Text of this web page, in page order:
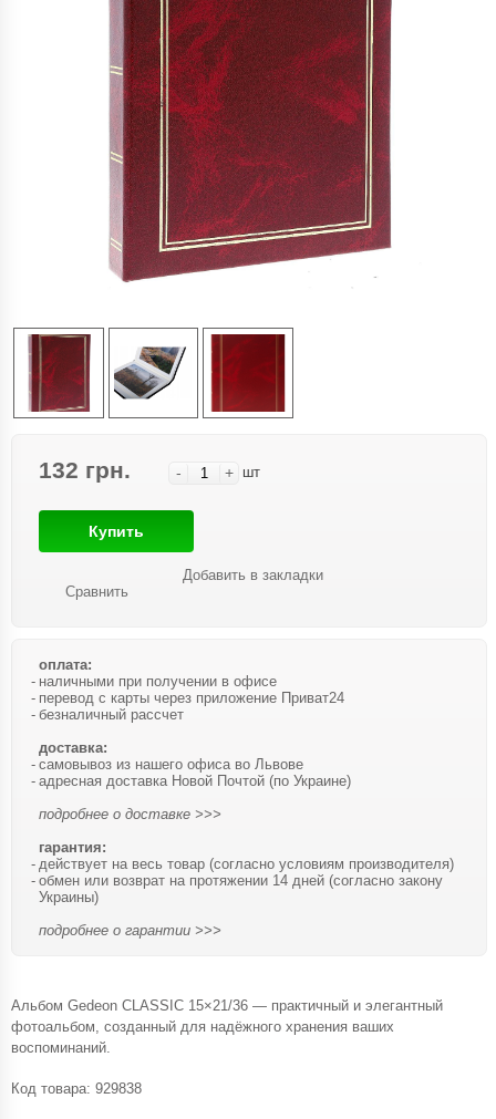
132 грн. - + шт
Купить
Сравнить
Добавить в закладки
оплата:
наличными при получении в офисе
перевод с карты через приложение Приват24
безналичный рассчет
доставка:
самовывоз из нашего офиса во Львове
адресная доставка Новой Почтой (по Украине)
подробнее о доставке >>>
гарантия:
действует на весь товар (согласно условиям производителя)
обмен или возврат на протяжении 14 дней (согласно закону
Украины)
подробнее о гарантии >>>
Альбом Gedeon CLASSIC 15×21/36 — практичный и элегантный
фотоальбом, созданный для надёжного хранения ваших
воспоминаний.
Код товара: 929838